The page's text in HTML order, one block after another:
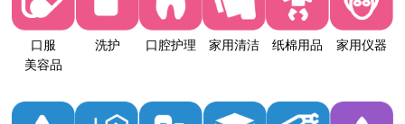
口服
美容品
洗护 口腔护理 家用清洁 纸棉用品 家用仪器